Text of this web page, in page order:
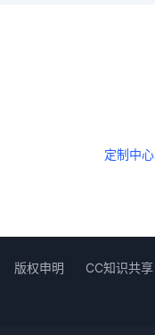
定制中心
版权申明 CC知识共享